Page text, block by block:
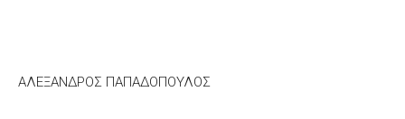
ΑΛΕΞΑΝΔΡΟΣ ΠΑΠΑΔΟΠΟΥΛΟΣ